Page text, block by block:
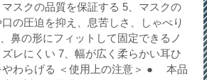
スクの品質を保証する 5、マスクの
の圧迫を抑え、息苦しさ、しゃべり
鼻の形にフィットして固定できるノ
レにくい 7、幅が広く柔らかい耳ひ
やわらげる ＜使用上の注意＞ ● 本品